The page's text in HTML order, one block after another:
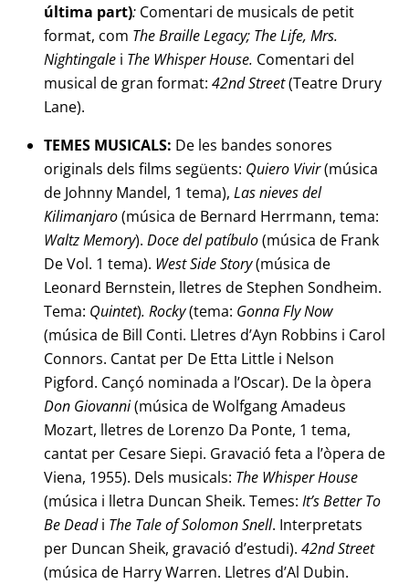
última part): Comentari de musicals de petit
format, com The Braille Legacy; The Life, Mrs.
Nightingale i The Whisper House. Comentari del
musical de gran format: 42nd Street(Teatre Drury
Lane).
TEMES MUSICALS: De les bandes sonores
originals dels films següents: Quiero Vivir(música
de Johnny Mandel, 1 tema), Las nieves del
Kilimanjaro(música de Bernard Herrmann, tema:
Waltz Memory). Doce del patíbulo(música de Frank
De Vol. 1 tema). West Side Story(música de
Leonard Bernstein, lletres de Stephen Sondheim.
Tema: Quintet). Rocky(tema: Gonna Fly Now
(música de Bill Conti. Lletres d’Ayn Robbins i Carol
Connors. Cantat per De Etta Little i Nelson
Pigford. Cançó nominada a l’Oscar). De la òpera
Don Giovanni(música de Wolfgang Amadeus
Mozart, lletres de Lorenzo Da Ponte, 1 tema,
cantat per Cesare Siepi. Gravació feta a l’òpera de
Viena, 1955). Dels musicals: The Whisper House
(música i lletra Duncan Sheik. Temes: It’s Better To
Be Deadi The Tale of Solomon Snell. Interpretats
per Duncan Sheik, gravació d’estudi). 42nd Street
(música de Harry Warren. Lletres d’Al Dubin.